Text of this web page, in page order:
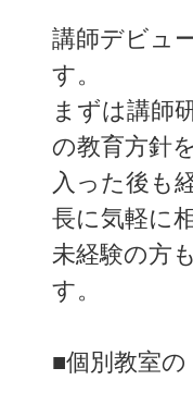
講師デビュ
す。
まずは講師
の教育方針
入った後も
長に気軽に
未経験の方
す。
■個別教室